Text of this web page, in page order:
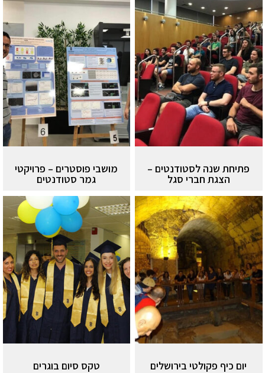
פתיחת שנה לסטודנטים –
הצגת חברי סגל
מושבי פוסטרים – פרויקטי
גמר סטודנטים
יום כיף פקולטי בירושלים טקס סיום בוגרים